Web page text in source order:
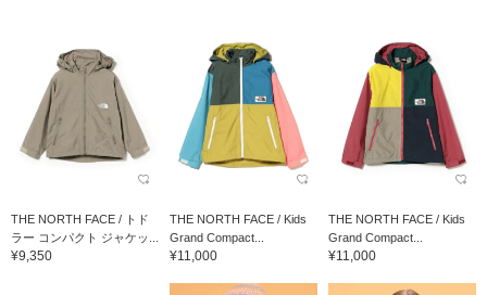
THE NORTH FACE / トド
ラー コンパクト ジャケッ...
¥9,350
THE NORTH FACE / Kids
Grand Compact...
¥11,000
THE NORTH FACE / Kids
Grand Compact...
¥11,000